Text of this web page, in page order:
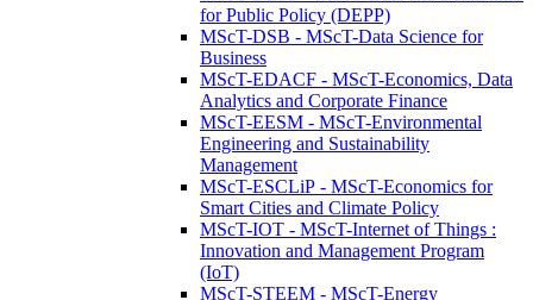
for Public Policy (DEPP)
MScT-DSB - MScT-Data Science for
Business
MScT-EDACF - MScT-Economics, Data
Analytics and Corporate Finance
MScT-EESM - MScT-Environmental
Engineering and Sustainability
Management
MScT-ESCLiP - MScT-Economics for
Smart Cities and Climate Policy
MScT-IOT - MScT-Internet of Things :
Innovation and Management Program
(IoT)
MScT-STEEM - MScT-Energy